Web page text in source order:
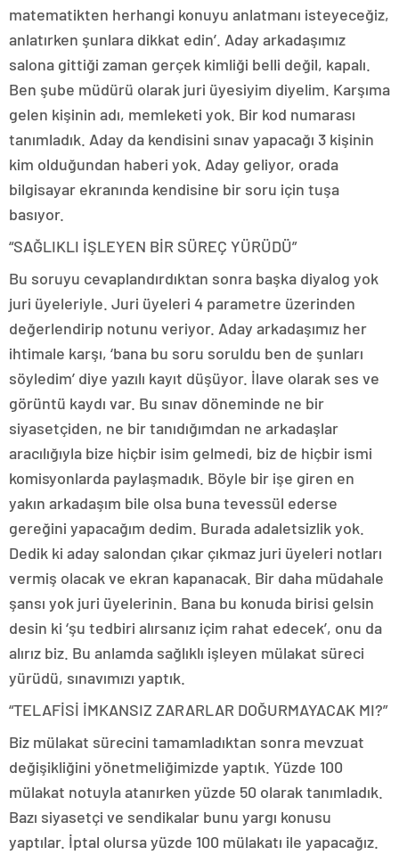
matematikten herhangi konuyu anlatmanı isteyeceğiz,
anlatırken şunlara dikkat edin’. Aday arkadaşımız
salona gittiği zaman gerçek kimliği belli değil, kapalı.
Ben şube müdürü olarak juri üyesiyim diyelim. Karşıma
gelen kişinin adı, memleketi yok. Bir kod numarası
tanımladık. Aday da kendisini sınav yapacağı 3 kişinin
kim olduğundan haberi yok. Aday geliyor, orada
bilgisayar ekranında kendisine bir soru için tuşa
basıyor.
“SAĞLIKLI İŞLEYEN BİR SÜREÇ YÜRÜDÜ”
Bu soruyu cevaplandırdıktan sonra başka diyalog yok
juri üyeleriyle. Juri üyeleri 4 parametre üzerinden
değerlendirip notunu veriyor. Aday arkadaşımız her
ihtimale karşı, ‘bana bu soru soruldu ben de şunları
söyledim’ diye yazılı kayıt düşüyor. İlave olarak ses ve
görüntü kaydı var. Bu sınav döneminde ne bir
siyasetçiden, ne bir tanıdığımdan ne arkadaşlar
aracılığıyla bize hiçbir isim gelmedi, biz de hiçbir ismi
komisyonlarda paylaşmadık. Böyle bir işe giren en
yakın arkadaşım bile olsa buna tevessül ederse
gereğini yapacağım dedim. Burada adaletsizlik yok.
Dedik ki aday salondan çıkar çıkmaz juri üyeleri notları
vermiş olacak ve ekran kapanacak. Bir daha müdahale
şansı yok juri üyelerinin. Bana bu konuda birisi gelsin
desin ki ‘şu tedbiri alırsanız içim rahat edecek’, onu da
alırız biz. Bu anlamda sağlıklı işleyen mülakat süreci
yürüdü, sınavımızı yaptık.
“TELAFİSİ İMKANSIZ ZARARLAR DOĞURMAYACAK MI?”
Biz mülakat sürecini tamamladıktan sonra mevzuat
değişikliğini yönetmeliğimizde yaptık. Yüzde 100
mülakat notuyla atanırken yüzde 50 olarak tanımladık.
Bazı siyasetçi ve sendikalar bunu yargı konusu
yaptılar. İptal olursa yüzde 100 mülakatı ile yapacağız.